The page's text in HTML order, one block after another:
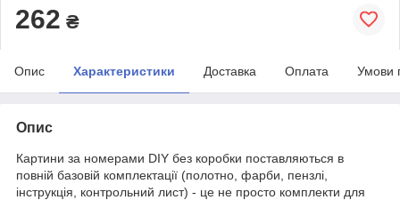
262 ₴
Опис Характеристики Доставка Оплата Умови
Опис
Картини за номерами DIY без коробки поставляються в
повній базовій комплектації (полотно, фарби, пензлі,
інструкція, контрольний лист) - це не просто комплекти для